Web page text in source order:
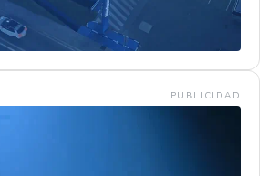
PUBLICIDAD